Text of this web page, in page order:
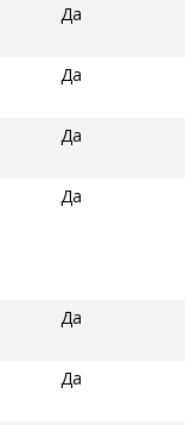
Да
Да
Да
Да
Да
Да